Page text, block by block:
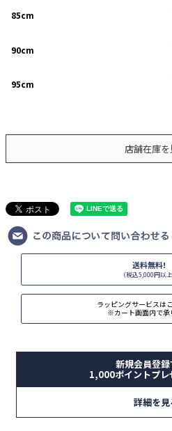
85cm
90cm
95cm
店舗在庫を
送料無料!
（税込5,000円以上
ラッピングサービスは
※カート画面内で承
新規会員登録
1,000ポイントプレ
詳細を見